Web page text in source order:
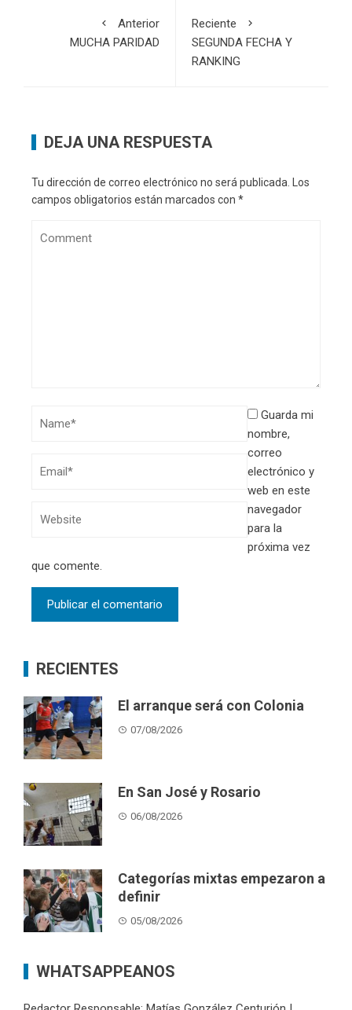
Anterior
MUCHA PARIDAD
Reciente
SEGUNDA FECHA Y
RANKING
DEJA UNA RESPUESTA
Tu dirección de correo electrónico no será publicada. Los
campos obligatorios están marcados con *
Guarda mi
nombre,
correo
electrónico y
web en este
navegador
para la
próxima vez
que comente.
RECIENTES
El arranque será con Colonia
07/08/2026
En San José y Rosario
06/08/2026
Categorías mixtas empezaron a
definir
05/08/2026
WHATSAPPEANOS